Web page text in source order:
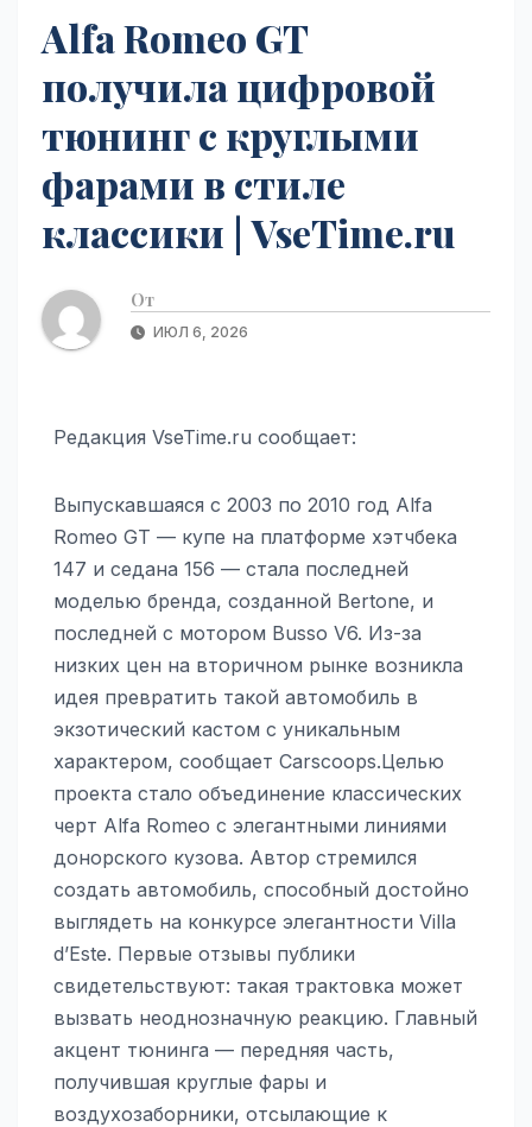
Alfa Romeo GT
получила цифровой
тюнинг с круглыми
фарами в стиле
классики | VseTime.ru
От
ИЮЛ 6, 2026
Редакция VseTime.ru сообщает:
Выпускавшаяся с 2003 по 2010 год Alfa
Romeo GT — купе на платформе хэтчбека
147 и седана 156 — стала последней
моделью бренда, созданной Bertone, и
последней с мотором Busso V6. Из-за
низких цен на вторичном рынке возникла
идея превратить такой автомобиль в
экзотический кастом с уникальным
характером, сообщает Carscoops.Целью
проекта стало объединение классических
черт Alfa Romeo с элегантными линиями
донорского кузова. Автор стремился
создать автомобиль, способный достойно
выглядеть на конкурсе элегантности Villa
d’Este. Первые отзывы публики
свидетельствуют: такая трактовка может
вызвать неоднозначную реакцию. Главный
акцент тюнинга — передняя часть,
получившая круглые фары и
воздухозаборники, отсылающие к